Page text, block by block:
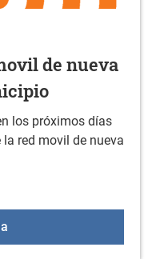
de nueva
los próximos días
red movil de nueva
Activación de la red